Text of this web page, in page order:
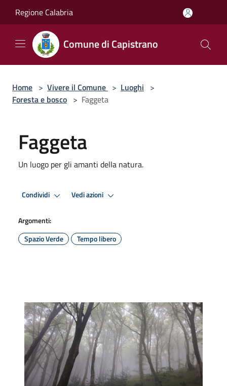
Regione Calabria
Comune di Capistrano
Home > Vivere il Comune > Luoghi >
Foresta e bosco > Faggeta
Faggeta
Un luogo per gli amanti della natura.
Condividi Vedi azioni
Argomenti:
Spazio Verde
Tempo libero